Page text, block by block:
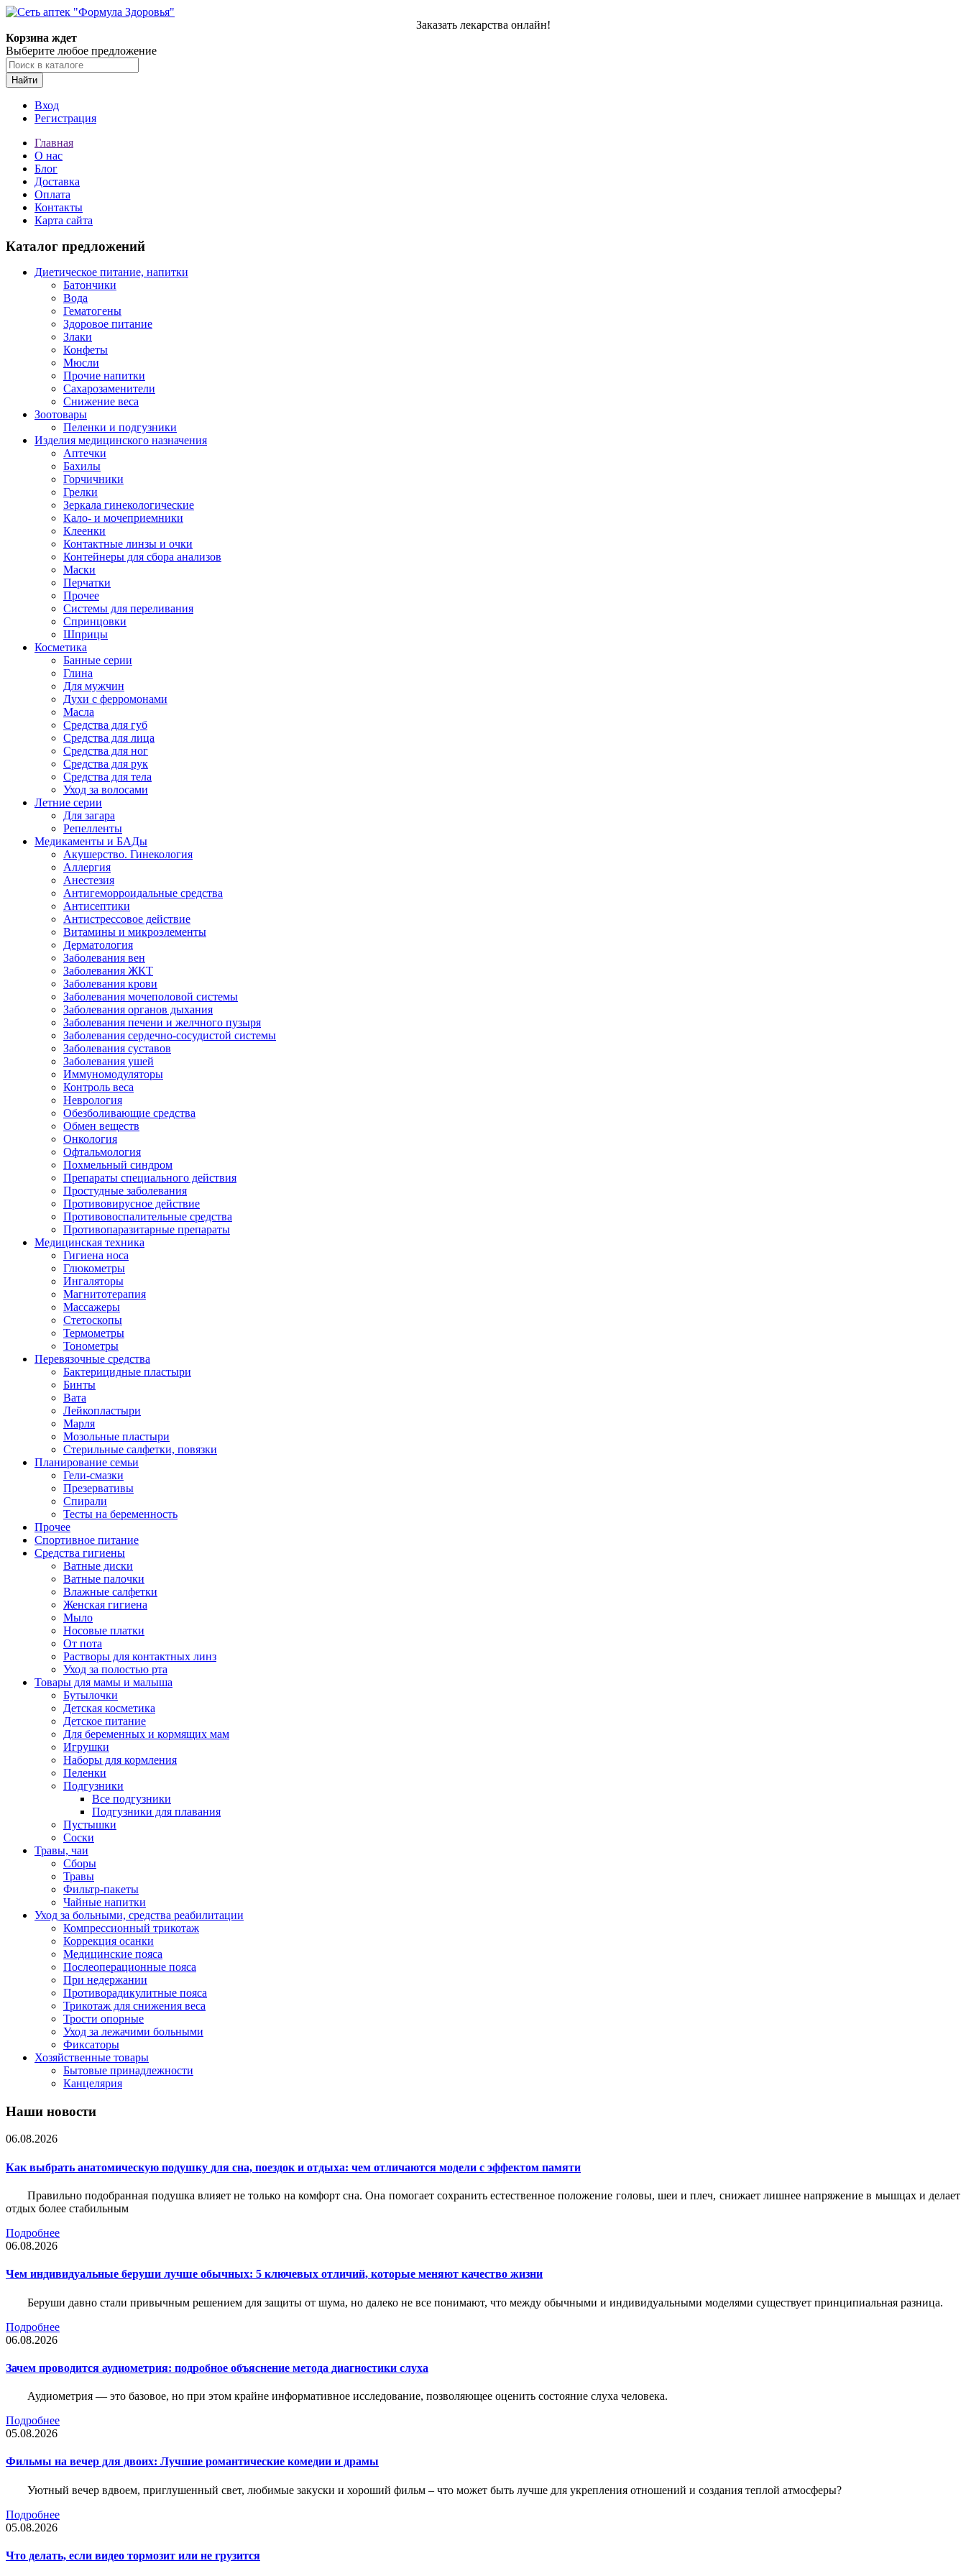
Заказать лекарства онлайн!
Корзина ждет
Выберите любое предложение
Найти
Вход
Регистрация
Главная
О нас
Блог
Доставка
Оплата
Контакты
Карта сайта
Каталог предложений
Диетическое питание, напитки
Батончики
Вода
Гематогены
Здоровое питание
Злаки
Конфеты
Мюсли
Прочие напитки
Сахарозаменители
Снижение веса
Зоотовары
Пеленки и подгузники
Изделия медицинского назначения
Аптечки
Бахилы
Горчичники
Грелки
Зеркала гинекологические
Кало- и мочеприемники
Клеенки
Контактные линзы и очки
Контейнеры для сбора анализов
Маски
Перчатки
Прочее
Системы для переливания
Спринцовки
Шприцы
Косметика
Банные серии
Глина
Для мужчин
Духи с ферромонами
Масла
Средства для губ
Средства для лица
Средства для ног
Средства для рук
Средства для тела
Уход за волосами
Летние серии
Для загара
Репелленты
Медикаменты и БАДы
Акушерство. Гинекология
Аллергия
Анестезия
Антигеморроидальные средства
Антисептики
Антистрессовое действие
Витамины и микроэлементы
Дерматология
Заболевания вен
Заболевания ЖКТ
Заболевания крови
Заболевания мочеполовой системы
Заболевания органов дыхания
Заболевания печени и желчного пузыря
Заболевания сердечно-сосудистой системы
Заболевания суставов
Заболевания ушей
Иммуномодуляторы
Контроль веса
Неврология
Обезболивающие средства
Обмен веществ
Онкология
Офтальмология
Похмельный синдром
Препараты специального действия
Простудные заболевания
Противовирусное действие
Противовоспалительные средства
Противопаразитарные препараты
Медицинская техника
Гигиена носа
Глюкометры
Ингаляторы
Магнитотерапия
Массажеры
Стетоскопы
Термометры
Тонометры
Перевязочные средства
Бактерицидные пластыри
Бинты
Вата
Лейкопластыри
Марля
Мозольные пластыри
Стерильные салфетки, повязки
Планирование семьи
Гели-смазки
Презервативы
Спирали
Тесты на беременность
Прочее
Спортивное питание
Средства гигиены
Ватные диски
Ватные палочки
Влажные салфетки
Женская гигиена
Мыло
Носовые платки
От пота
Растворы для контактных линз
Уход за полостью рта
Товары для мамы и малыша
Бутылочки
Детская косметика
Детское питание
Для беременных и кормящих мам
Игрушки
Наборы для кормления
Пеленки
Подгузники
Все подгузники
Подгузники для плавания
Пустышки
Соски
Травы, чаи
Сборы
Травы
Фильтр-пакеты
Чайные напитки
Уход за больными, средства реабилитации
Компрессионный трикотаж
Коррекция осанки
Медицинские пояса
Послеоперационные пояса
При недержании
Противорадикулитные пояса
Трикотаж для снижения веса
Трости опорные
Уход за лежачими больными
Фиксаторы
Хозяйственные товары
Бытовые принадлежности
Канцелярия
Наши новости
06.08.2026
Как выбрать анатомическую подушку для сна, поездок и отдыха: чем отличаются модели с эффектом памяти
Правильно подобранная подушка влияет не только на комфорт сна. Она помогает сохранить естественное положение головы, шеи и плеч, снижает лишнее напряжение в мышцах и делает
отдых более стабильным
Подробнее
06.08.2026
Чем индивидуальные беруши лучше обычных: 5 ключевых отличий, которые меняют качество жизни
Беруши давно стали привычным решением для защиты от шума, но далеко не все понимают, что между обычными и индивидуальными моделями существует принципиальная разница.
Подробнее
06.08.2026
Зачем проводится аудиометрия: подробное объяснение метода диагностики слуха
Аудиометрия — это базовое, но при этом крайне информативное исследование, позволяющее оценить состояние слуха человека.
Подробнее
05.08.2026
Фильмы на вечер для двоих: Лучшие романтические комедии и драмы
Уютный вечер вдвоем, приглушенный свет, любимые закуски и хороший фильм – что может быть лучше для укрепления отношений и создания теплой атмосферы?
Подробнее
05.08.2026
Что делать, если видео тормозит или не грузится